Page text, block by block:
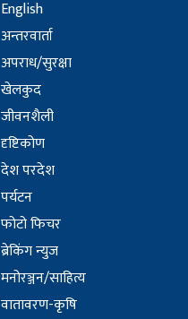
English
अन्तरवार्ता
अपराध/सुरक्षा
खेलकुद
जीवनशैली
दृष्टिकोण
देश परदेश
पर्यटन
फोटो फिचर
ब्रेकिंग न्युज
मनोरञ्जन/साहित्य
वातावरण-कृषि